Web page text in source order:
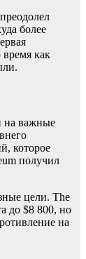
более
как
на важные
которое
получил
цели. The
до $8 800, но
на